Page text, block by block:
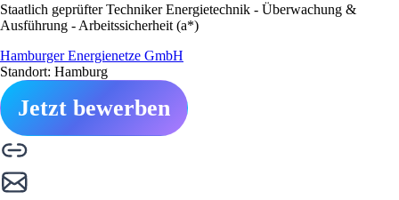
Staatlich geprüfter Techniker Energietechnik - Überwachung &
Ausführung - Arbeitssicherheit (a*)
Hamburger Energienetze GmbH
Standort: Hamburg
Jetzt bewerben